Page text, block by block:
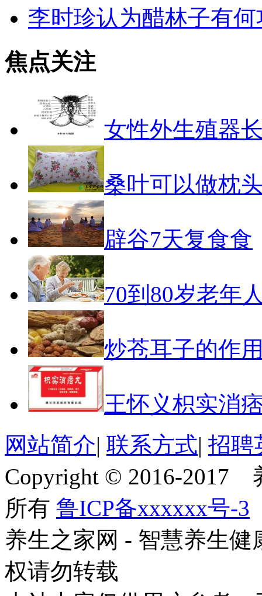
李时珍认为醋林子有何
焦点关注
女性外生殖器
桑叶可以做枕
辟谷7天复食食
70到80岁老年
炒苍耳子的作
王怀义枳实消
网站简介| 联系方式| 招聘
Copyright © 2016-2017
所有 鲁ICP备xxxxxx号-3
养生之家网 - 智慧养生
权请勿转载